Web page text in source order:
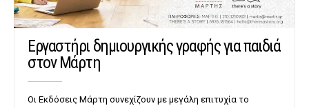
Εργαστήρι δημιουργικής γραφής για παιδιά
στον Μάρτη
Οι Εκδόσεις Μάρτη συνεχίζουν με μεγάλη επιτυχία το